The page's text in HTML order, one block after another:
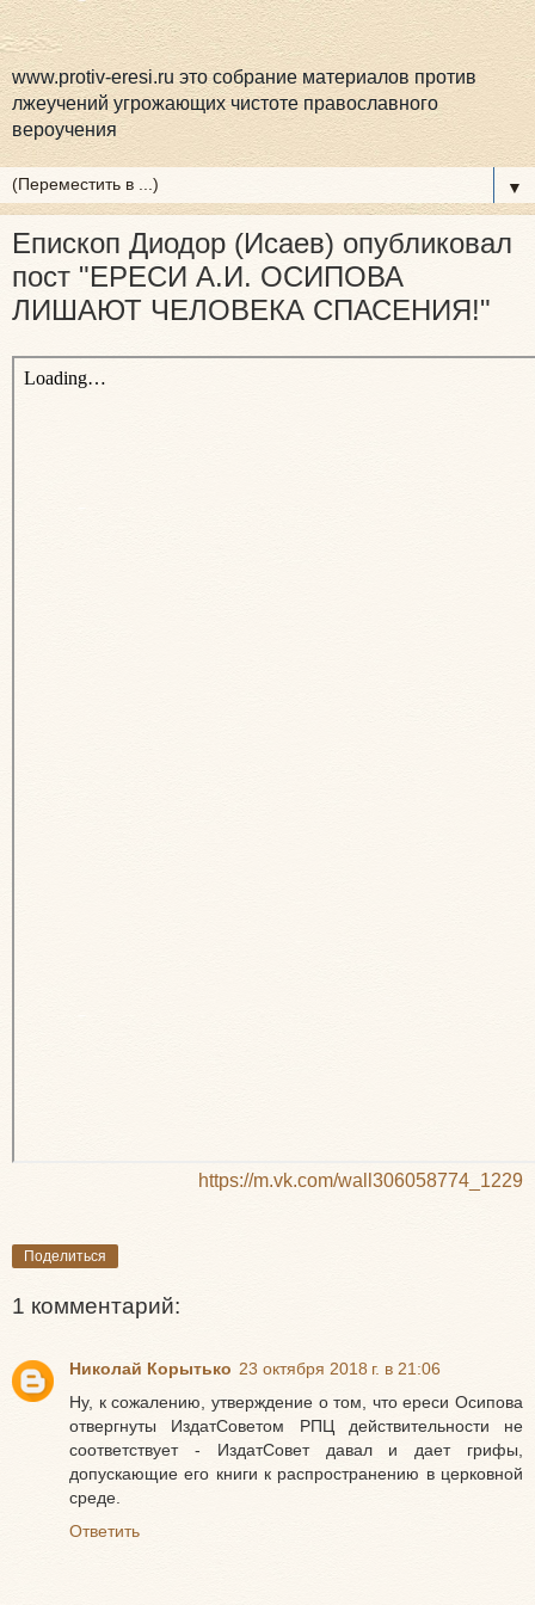
www.protiv-eresi.ru это собрание материалов против
лжеучений угрожающих чистоте православного
вероучения
▼
Епископ Диодор (Исаев) опубликовал
пост "ЕРЕСИ А.И. ОСИПОВА
ЛИШАЮТ ЧЕЛОВЕКА СПАСЕНИЯ!"
https://m.vk.com/wall306058774_1229
Поделиться
1 комментарий:
Николай Корытько 23 октября 2018 г. в 21:06
Ну, к сожалению, утверждение о том, что ереси Осипова
отвергнуты ИздатСоветом РПЦ действительности не
соответствует - ИздатСовет давал и дает грифы,
допускающие его книги к распространению в церковной
среде.
Ответить